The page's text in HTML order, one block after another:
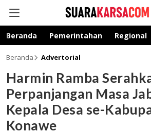
suarakarsa.com
Informasi terpercaya
Beranda Pemerintahan Regional
Beranda Advertorial
Harmin Ramba
Perpanjangan Masa
Kepala Desa se-
Konawe